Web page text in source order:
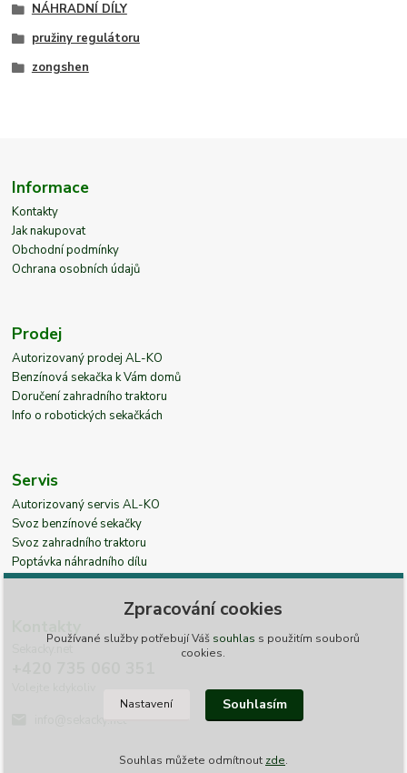
NÁHRADNÍ DÍLY
pružiny regulátoru
zongshen
Informace
Kontakty
Jak nakupovat
Obchodní podmínky
Ochrana osobních údajů
Prodej
Autorizovaný prodej AL-KO
Benzínová sekačka k Vám domů
Doručení zahradního traktoru
Info o robotických sekačkách
Servis
Autorizovaný servis AL-KO
Svoz benzínové sekačky
Svoz zahradního traktoru
Poptávka náhradního dílu
info@sekacky.net
Zpracování cookies
Používané služby potřebují Váš souhlas s použitím souborů
cookies.
Nastavení Souhlasím
Souhlas můžete odmítnout zde.